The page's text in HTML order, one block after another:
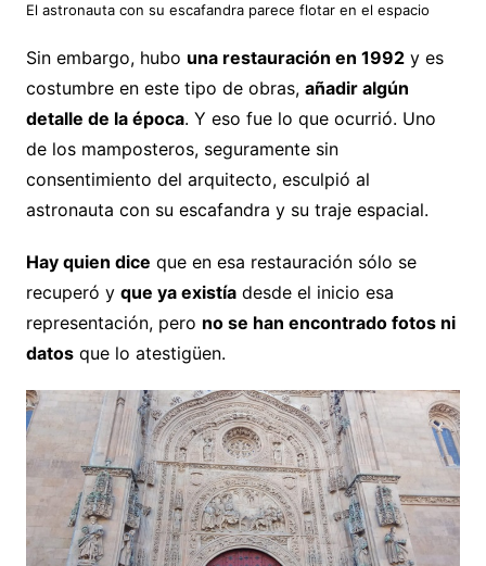
El astronauta con su escafandra parece flotar en el espacio
Sin embargo, hubo una restauración en 1992y es
costumbre en este tipo de obras, añadir algún
detalle de la época. Y eso fue lo que ocurrió. Uno
de los mamposteros, seguramente sin
consentimiento del arquitecto, esculpió al
astronauta con su escafandra y su traje espacial.
Hay quien dice que en esa restauración sólo se
recuperó y que ya existíadesde el inicio esa
representación, pero no se han encontrado fotos ni
datosque lo atestigüen.